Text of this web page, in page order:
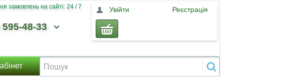
замовлень на сайті: 24 / 7
48-33
Увійти Реєстрація